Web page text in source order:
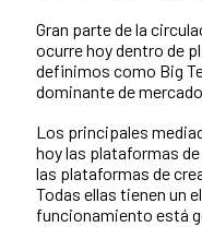
Gran parte de la
ocurre hoy dentro de
definimos como Big
dominante de
Los principales
hoy las plataformas
las plataformas de
Todas ellas tienen un
funcionamiento está